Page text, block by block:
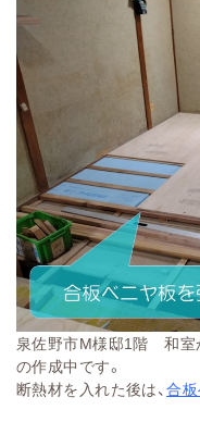
泉佐野市M様邸1階 和室
の作成中です。
断熱材を入れた後は、合